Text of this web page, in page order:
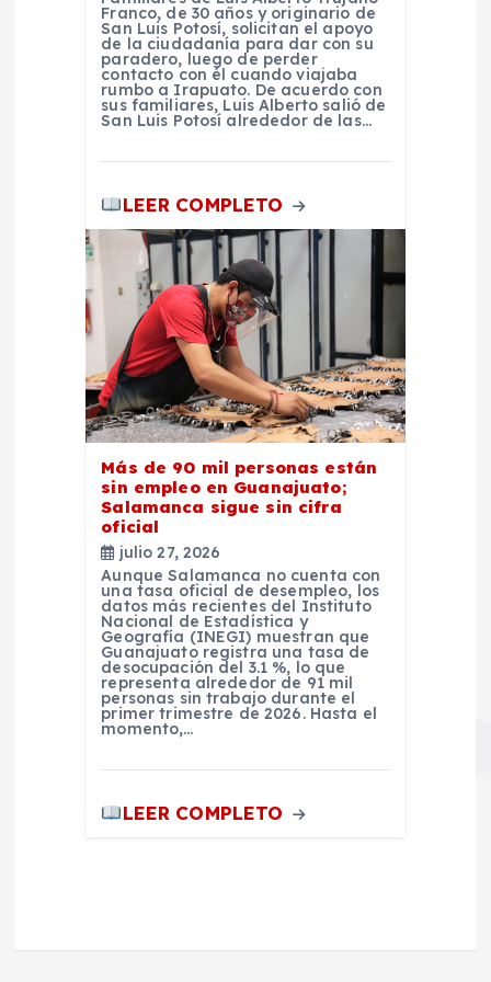
Franco, de 30 años y originario de
San Luis Potosí, solicitan el apoyo
de la ciudadanía para dar con su
paradero, luego de perder
contacto con él cuando viajaba
rumbo a Irapuato. De acuerdo con
sus familiares, Luis Alberto salió de
San Luis Potosí alrededor de las…
LEER COMPLETO
Más de 90 mil personas están
sin empleo en Guanajuato;
Salamanca sigue sin cifra
oficial
julio 27, 2026
Aunque Salamanca no cuenta con
una tasa oficial de desempleo, los
datos más recientes del Instituto
Nacional de Estadística y
Geografía (INEGI) muestran que
Guanajuato registra una tasa de
desocupación del 3.1 %, lo que
representa alrededor de 91 mil
personas sin trabajo durante el
primer trimestre de 2026. Hasta el
momento,…
LEER COMPLETO